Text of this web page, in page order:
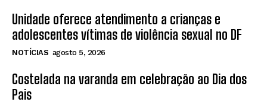
Unidade oferece atendimento a crianças e
adolescentes vítimas de violência sexual no DF
NOTÍCIAS agosto 5, 2026
Costelada na varanda em celebração ao Dia dos
Pais